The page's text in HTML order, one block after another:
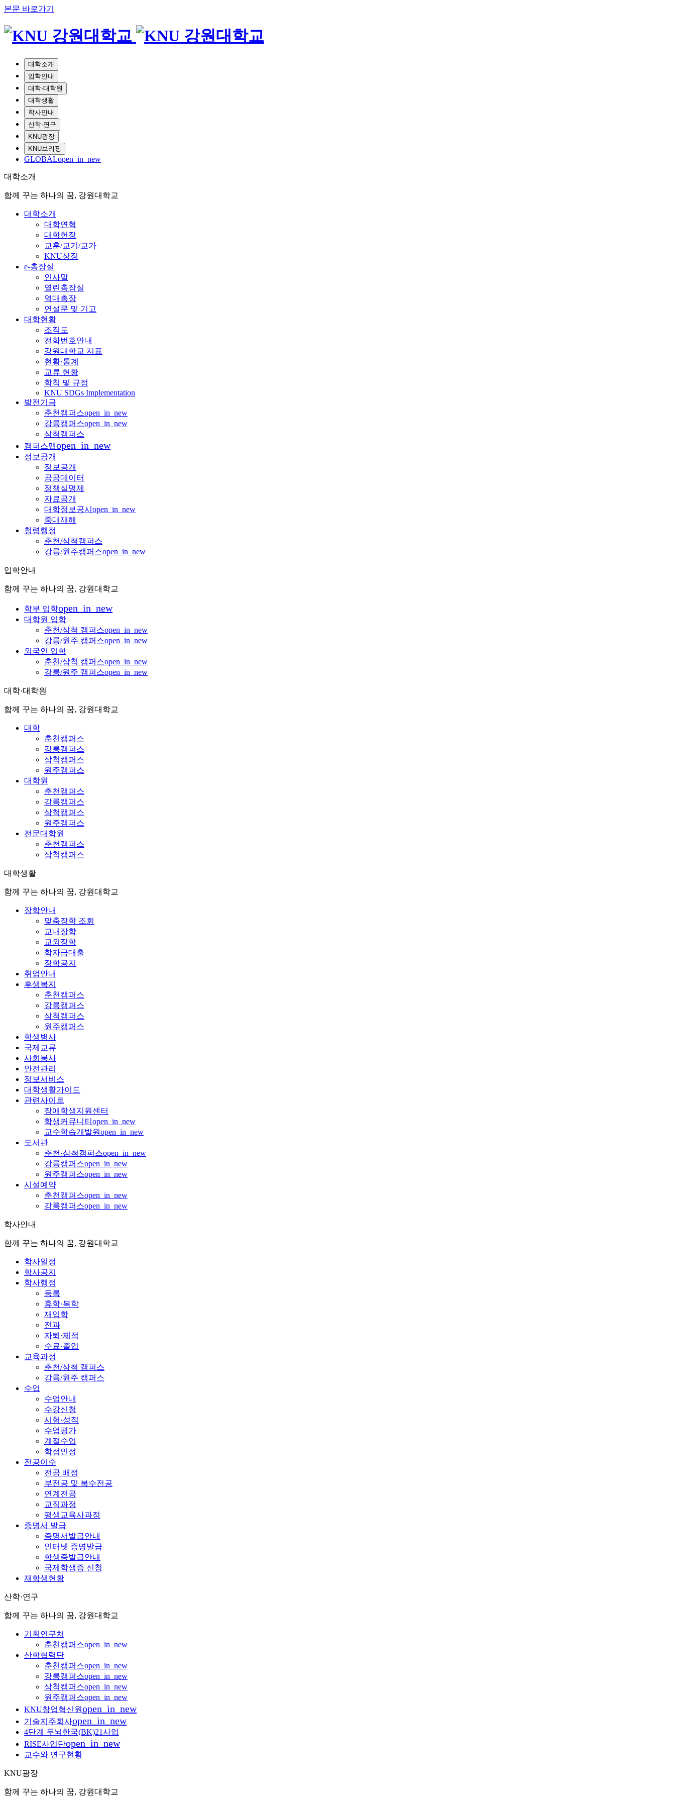
본문 바로가기
대학소개
입학안내
대학·대학원
대학생활
학사안내
산학·연구
KNU광장
KNU브리핑
GLOBALopen_in_new
대학소개
함께 꾸는 하나의 꿈, 강원대학교
대학소개
대학연혁
대학헌장
교훈/교기/교가
KNU상징
e-총장실
인사말
열린총장실
역대총장
연설문 및 기고
대학현황
조직도
전화번호안내
강원대학교 지표
현황·통계
교류 현황
학칙 및 규정
KNU SDGs Implementation
발전기금
춘천캠퍼스open_in_new
강릉캠퍼스open_in_new
삼척캠퍼스
캠퍼스맵open_in_new
정보공개
정보공개
공공데이터
정책실명제
자료공개
대학정보공시 open_in_new
중대재해
청렴행정
춘천/삼척캠퍼스
강릉/원주캠퍼스open_in_new
입학안내
함께 꾸는 하나의 꿈, 강원대학교
학부 입학open_in_new
대학원 입학
춘천/삼척 캠퍼스open_in_new
강릉/원주 캠퍼스open_in_new
외국인 입학
춘천/삼척 캠퍼스open_in_new
강릉/원주 캠퍼스open_in_new
대학·대학원
함께 꾸는 하나의 꿈, 강원대학교
대학
춘천캠퍼스
강릉캠퍼스
삼척캠퍼스
원주캠퍼스
대학원
춘천캠퍼스
강릉캠퍼스
삼척캠퍼스
원주캠퍼스
전문대학원
춘천캠퍼스
삼척캠퍼스
대학생활
함께 꾸는 하나의 꿈, 강원대학교
장학안내
맞춤장학 조회
교내장학
교외장학
학자금대출
장학공지
취업안내
후생복지
춘천캠퍼스
강릉캠퍼스
삼척캠퍼스
원주캠퍼스
학생병사
국제교류
사회봉사
안전관리
정보서비스
대학생활가이드
관련사이트
장애학생지원센터
학생커뮤니티 open_in_new
교수학습개발원open_in_new
도서관
춘천·삼척캠퍼스open_in_new
강릉캠퍼스open_in_new
원주캠퍼스open_in_new
시설예약
춘천캠퍼스open_in_new
강릉캠퍼스open_in_new
학사안내
함께 꾸는 하나의 꿈, 강원대학교
학사일정
학사공지
학사행정
등록
휴학·복학
재입학
전과
자퇴·제적
수료·졸업
교육과정
춘천/삼척 캠퍼스
강릉/원주 캠퍼스
수업
수업안내
수강신청
시험·성적
수업평가
계절수업
학점인정
전공이수
전공 배정
부전공 및 복수전공
연계전공
교직과정
평생교육사과정
증명서 발급
증명서발급안내
인터넷 증명발급
학생증발급안내
국제학생증 신청
재학생현황
산학·연구
함께 꾸는 하나의 꿈, 강원대학교
기획연구처
춘천캠퍼스open_in_new
산학협력단
춘천캠퍼스open_in_new
강릉캠퍼스open_in_new
삼척캠퍼스open_in_new
원주캠퍼스open_in_new
KNU창업혁신원open_in_new
기술지주회사open_in_new
4단계 두뇌한국(BK)21사업
RISE사업단open_in_new
교수와 연구현황
KNU광장
함께 꾸는 하나의 꿈, 강원대학교